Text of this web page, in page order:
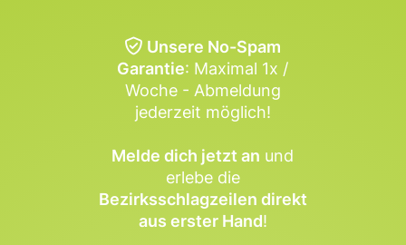
Unsere No-Spam
Garantie: Maximal 1x /
Woche - Abmeldung
jederzeit möglich!
Melde dich jetzt an und
erlebe die
Bezirksschlagzeilen direkt
aus erster Hand!